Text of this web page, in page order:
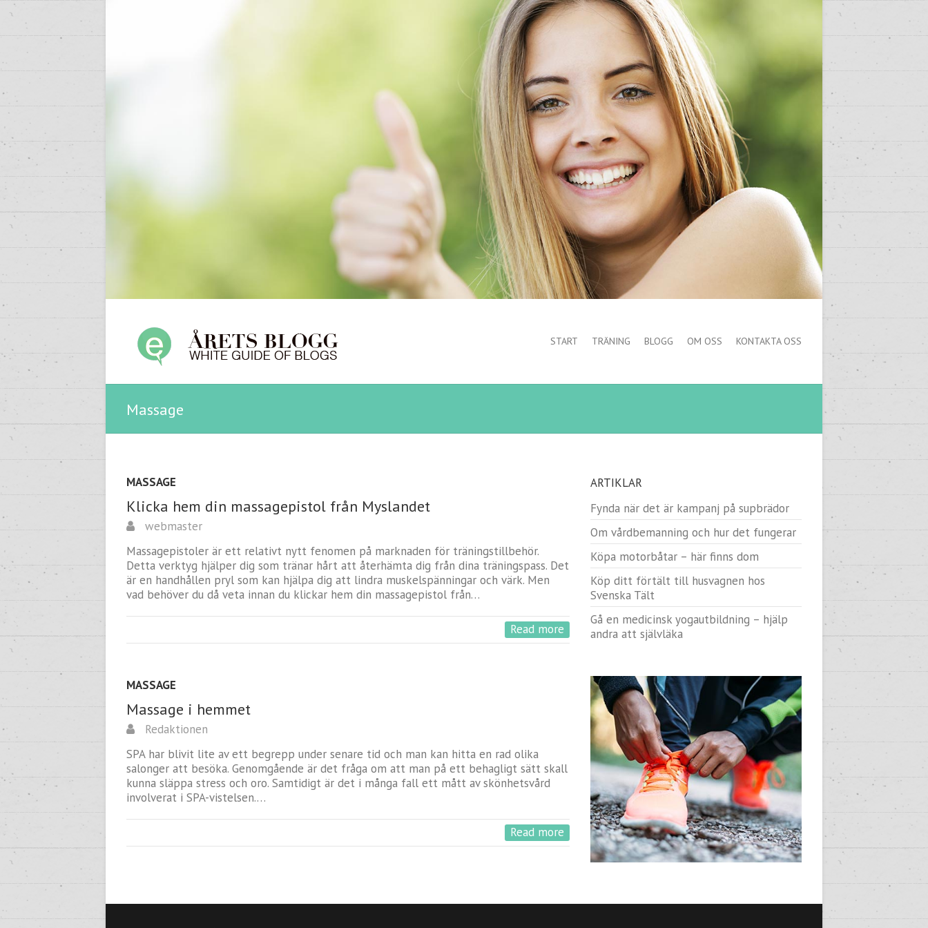
START TRÄNING BLOGG OM OSS KONTAKTA OSS
Massage
MASSAGE
Klicka hem din massagepistol från Myslandet
webmaster
Massagepistoler är ett relativt nytt fenomen på marknaden för träningstillbehör.
Detta verktyg hjälper dig som tränar hårt att återhämta dig från dina träningspass. Det
är en handhållen pryl som kan hjälpa dig att lindra muskelspänningar och värk. Men
vad behöver du då veta innan du klickar hem din massagepistol från…
Read more
MASSAGE
Massage i hemmet
Redaktionen
SPA har blivit lite av ett begrepp under senare tid och man kan hitta en rad olika
salonger att besöka. Genomgående är det fråga om att man på ett behagligt sätt skall
kunna släppa stress och oro. Samtidigt är det i många fall ett mått av skönhetsvård
involverat i SPA-vistelsen.…
Read more
ARTIKLAR
Fynda när det är kampanj på supbrädor
Om vårdbemanning och hur det fungerar
Köpa motorbåtar – här finns dom
Köp ditt förtält till husvagnen hos
Svenska Tält
Gå en medicinsk yogautbildning – hjälp
andra att självläka